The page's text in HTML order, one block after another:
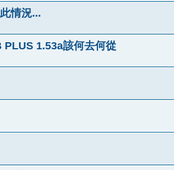
情況...
1.53a該何去何從